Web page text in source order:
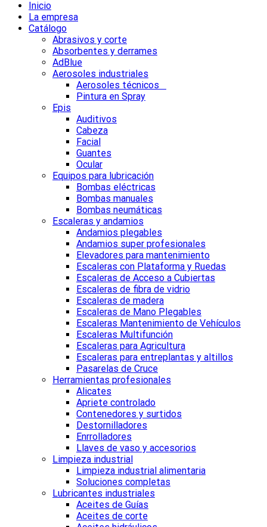
Inicio
La empresa
Catálogo
Abrasivos y corte
Absorbentes y derrames
AdBlue
Aerosoles industriales
Aerosoles técnicos
Pintura en Spray
Epis
Auditivos
Cabeza
Facial
Guantes
Ocular
Equipos para lubricación
Bombas eléctricas
Bombas manuales
Bombas neumáticas
Escaleras y andamios
Andamios plegables
Andamios super profesionales
Elevadores para mantenimiento
Escaleras con Plataforma y Ruedas
Escaleras de Acceso a Cubiertas
Escaleras de fibra de vidrio
Escaleras de madera
Escaleras de Mano Plegables
Escaleras Mantenimiento de Vehículos
Escaleras Multifunción
Escaleras para Agricultura
Escaleras para entreplantas y altillos
Pasarelas de Cruce
Herramientas profesionales
Alicates
Apriete controlado
Contenedores y surtidos
Destornilladores
Enrrolladores
Llaves de vaso y accesorios
Limpieza industrial
Limpieza industrial alimentaria
Soluciones completas
Lubricantes industriales
Aceites de Guías
Aceites de corte